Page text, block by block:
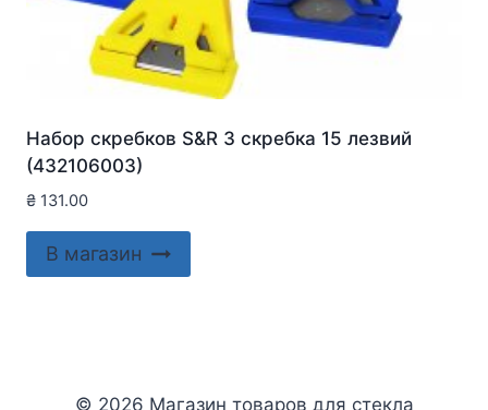
Набор скребков S&R 3 скребка 15 лезвий
(432106003)
₴ 131.00
В магазин
© 2026 Магазин товаров для стекла